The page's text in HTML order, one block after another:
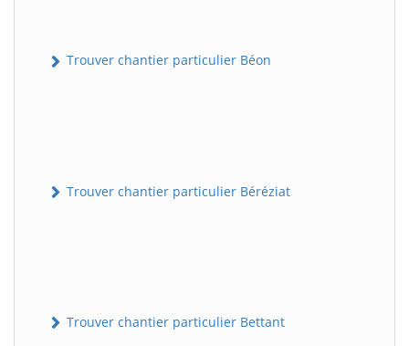
Trouver chantier particulier Béon
Trouver chantier particulier Béréziat
Trouver chantier particulier Bettant